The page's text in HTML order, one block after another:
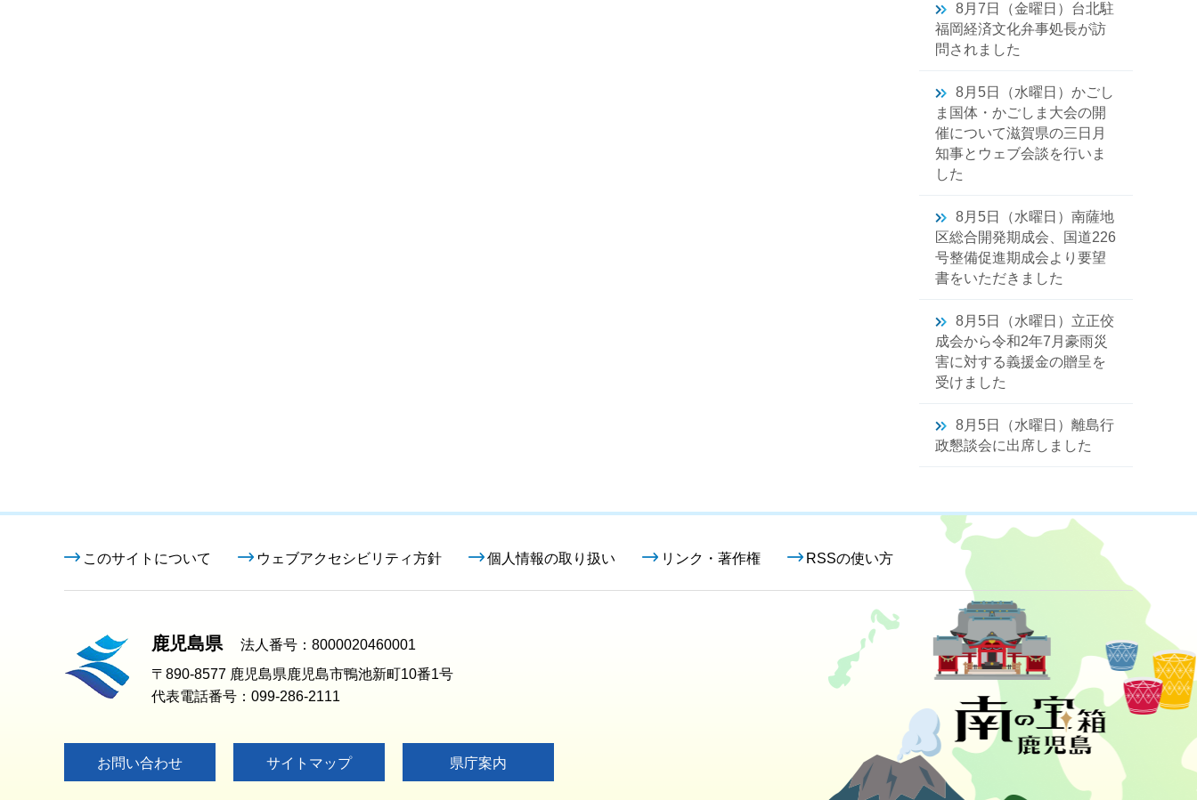
8月7日（金曜日）台北駐
福岡経済文化弁事処長が訪
問されました
8月5日（水曜日）かごし
ま国体・かごしま大会の開
催について滋賀県の三日月
知事とウェブ会談を行いま
した
8月5日（水曜日）南薩地
区総合開発期成会、国道226
号整備促進期成会より要望
書をいただきました
8月5日（水曜日）立正佼
成会から令和2年7月豪雨災
害に対する義援金の贈呈を
受けました
8月5日（水曜日）離島行
政懇談会に出席しました
このサイトについて ウェブアクセシビリティ方針 個人情報の取り扱い リンク・著作権 RSSの使い方
鹿児島県
法人番号：8000020460001
〒890-8577 鹿児島県鹿児島市鴨池新町10番1号
代表電話番号：099-286-2111
お問い合わせ サイトマップ 県庁案内